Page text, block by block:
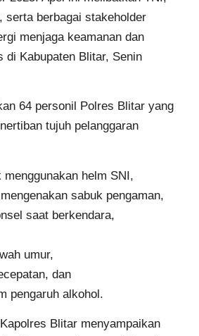
serta berbagai stakeholder
menjaga keamanan dan
di Kabupaten Blitar, Senin
64 personil Polres Blitar yang
tujuh pelanggaran
menggunakan helm SNI,
sabuk pengaman,
saat berkendara,
umur,
dan
pengaruh alkohol.
Blitar menyampaikan